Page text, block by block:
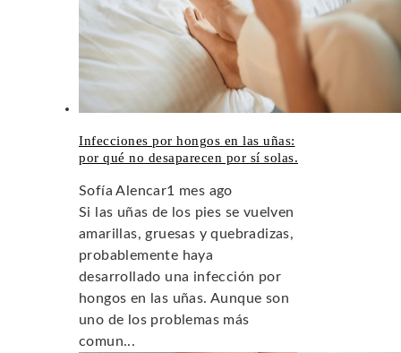
Infecciones por hongos en las uñas:
por qué no desaparecen por sí solas.
Sofía Alencar1 mes ago
Si las uñas de los pies se vuelven
amarillas, gruesas y quebradizas,
probablemente haya
desarrollado una infección por
hongos en las uñas. Aunque son
uno de los problemas más
comun...